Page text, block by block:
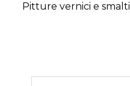
Pitture vernici e smalti